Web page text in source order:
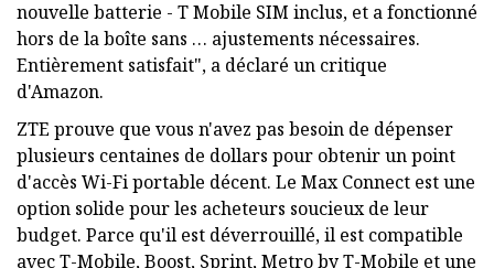
nouvelle batterie - T Mobile SIM inclus, et a fonctionné
hors de la boîte sans … ajustements nécessaires.
Entièrement satisfait", a déclaré un critique
d'Amazon.
ZTE prouve que vous n'avez pas besoin de dépenser
plusieurs centaines de dollars pour obtenir un point
d'accès Wi-Fi portable décent. Le Max Connect est une
option solide pour les acheteurs soucieux de leur
budget. Parce qu'il est déverrouillé, il est compatible
avec T-Mobile, Boost, Sprint, Metro by T-Mobile et une